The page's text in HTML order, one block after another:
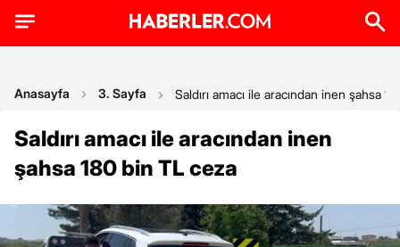
Anasayfa 3. Sayfa Saldırı amacı ile aracından inen şahsa
Saldırı amacı ile aracından inen
şahsa 180 bin TL ceza